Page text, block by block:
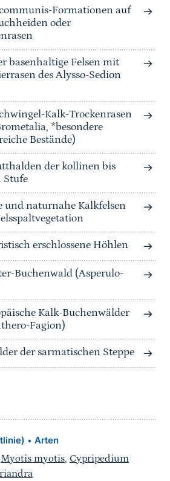
Formationen auf
oder
basenhaltige Felsen mit
des Alysso-Sedion
Kalk-Trockenrasen
*besondere
Bestände)
der kollinen bis
Stufe
und naturnahe Kalkfelsen
erschlossene Höhlen
Buchenwald (Asperulo-
Kalk-Buchenwälder
Fagion)
der sarmatischen Steppe
• Arten
Myotis myotis, Cypripedium